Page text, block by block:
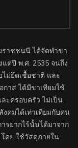
ราชชนนี ได้จัดทำขา
ต่ปี พ.ศ. 2535 จนถึง
ม่ยึดเชื้อชาติ และ
กาส ได้มีขาเทียมใช้
ะครอบครัว ไม่เป็น
คมได้เท่าเทียมกับคน
รยากไร้นั้นได้มาจาก
ดย ใช้วัสดุภายใน